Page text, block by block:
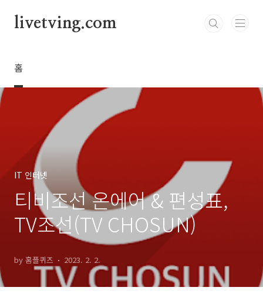
livetving.com
홈
IT 인터넷
티비조선 온에어 & 편성표,
TV조선(TV CHOSUN)
by 홈플퀴즈 2023. 2. 2.